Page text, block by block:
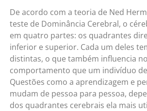
De acordo com a teoria de Ned
teste de Dominância Cerebral, o
em quatro partes: os quadrantes
inferior e superior. Cada um deles
distintas, o que também influencia
comportamento que um indivíduo
Questões como a aprendizagem e
mudam de pessoa para pessoa,
dos quadrantes cerebrais ela mais